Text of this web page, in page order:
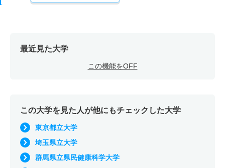
最近見た大学
この機能をOFF
この大学を見た人が他にもチェックした大学
東京都立大学
埼玉県立大学
群馬県立県民健康科学大学